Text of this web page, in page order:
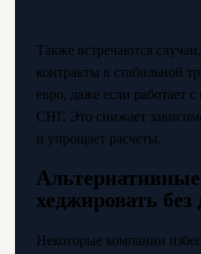
Также встречаются
контракты в стабильной
евро, даже если работает
СНГ. Это снижает
и упрощает расчеты.
хеджировать без
Некоторые компании